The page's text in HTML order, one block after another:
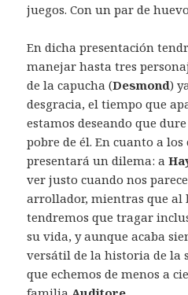
juegos. Con un par de
En dicha presentación
manejar hasta tres
de la capucha (Desmond)
desgracia, el tiempo que
estamos deseando que
pobre de él. En cuanto a los
presentará un dilema: a
ver justo cuando nos
arrollador, mientras que al
tendremos que tragar
su vida, y aunque acaba
versátil de la historia de la
que echemos de menos a